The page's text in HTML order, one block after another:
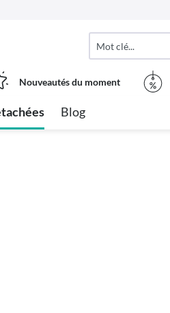
Nouveautés du moment
Blog